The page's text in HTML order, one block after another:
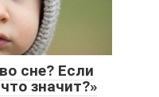
сне? Если
значит?»